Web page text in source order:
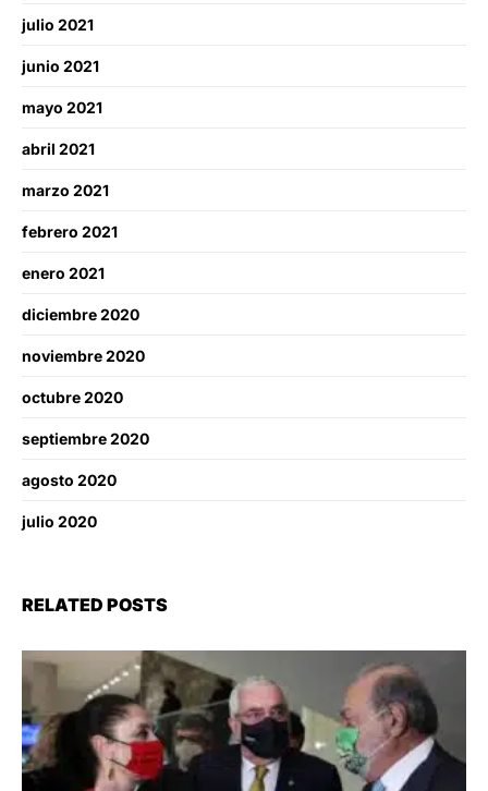
julio 2021
junio 2021
mayo 2021
abril 2021
marzo 2021
febrero 2021
enero 2021
diciembre 2020
noviembre 2020
octubre 2020
septiembre 2020
agosto 2020
julio 2020
RELATED POSTS